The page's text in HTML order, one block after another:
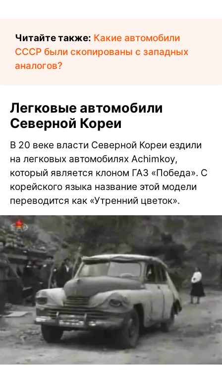
Читайте также: Какие автомобили
СССР были скопированы с западных
аналогов?
Легковые автомобили
Северной Кореи
В 20 веке власти Северной Кореи ездили
на легковых автомобилях Achimkoy,
который является клоном ГАЗ «Победа». С
корейского языка название этой модели
переводится как «Утренний цветок».